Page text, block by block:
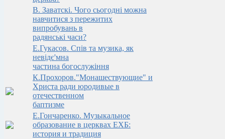
В. Заватскi. Чого сьогоднi можна
навчитися з пережитих
випробувань в
радянськi часи?
Е.Гукасов. Спів та музика, як
невідє'мна
частина богослужіння
К.Прохоров."Монашествующие" и
Христа ради юродивые в
отечественном
баптизме
Е.Гончаренко. Музыкальное
образование в церквах ЕХБ:
история и традиция